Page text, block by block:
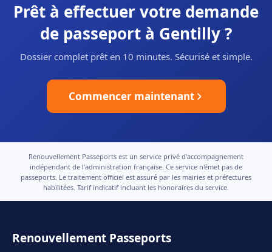
Prêt à effectuer votre demande
de passeport à Gentilly ?
Dossier complet prêt en 10 minutes. Sécurisé et simple.
Commencer maintenant
Renouvellement Passeports est un service privé d'accompagnement
indépendant de l'administration française. Ce service n'émet pas de
passeports. Le traitement officiel est assuré par les mairies et préfectures
habilitées. Tarif indicatif incluant les honoraires du service.
Renouvellement Passeports